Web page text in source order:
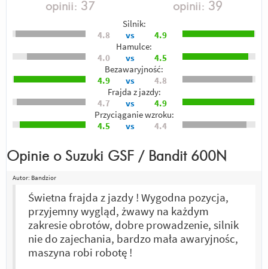
opinii: 37
opinii: 39
Silnik:
4.8
vs
4.9
Hamulce:
4.0
vs
4.5
Bezawaryjność:
4.9
vs
4.8
Frajda z jazdy:
4.7
vs
4.9
Przyciąganie wzroku:
4.5
vs 4.4
Opinie o Suzuki GSF / Bandit 600N
Autor: Bandzior
Świetna frajda z jazdy ! Wygodna pozycja,
przyjemny wygląd, żwawy na każdym
zakresie obrotów, dobre prowadzenie, silnik
nie do zajechania, bardzo mała awaryjnośc,
maszyna robi robotę !